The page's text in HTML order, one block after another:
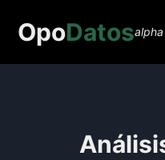
OpoDatosalpha